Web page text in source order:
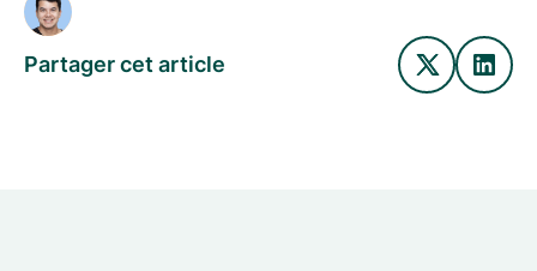
Partager cet article